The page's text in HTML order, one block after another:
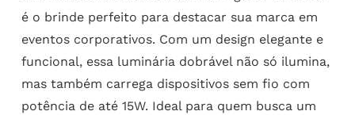
é o brinde perfeito para destacar sua marca em
eventos corporativos. Com um design elegante e
funcional, essa luminária dobrável não só ilumina,
mas também carrega dispositivos sem fio com
potência de até 15W. Ideal para quem busca um